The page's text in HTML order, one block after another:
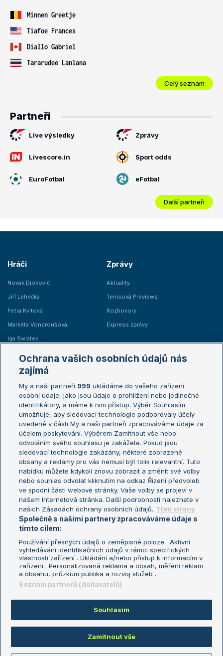
Minnen Greetje
Tiafoe Frances
Diallo Gabriel
Tararudee Lanlana
Celý seznam
Partneři
Live výsledky Zprávy
Livescore.in Sport odds
EuroFotbal eFotbal
Další partneři
Hráči
Novak Djokovič
Jiří Lehečka
Petra Kvitová
Markéta Vondroušová
Iga Swiatek
Zprávy
Aktuality
Tenisová Previews
Rozhovory
Express zprávy
Žebříčky
Žebříček ATP (muži)
Žebříček WTA (ženy)
Sázkařský žebříček
Australian Open
French Open
Wimbledon
US Open
Turnaj mistrů
Turnaj mistryň
Aktualní trendy
Fotbalové přestupy
Livesport Daily
LS Prague Open
Podmínky užití
Nastavení soukromí
GDPR a žurnalistika
Reklama
Kontakt
Informace o zpracování osobních
údajů
Copyright © 2008-2026 TenisPortal.cz. Využíváme zpravodajství ČTK.
Ochrana vašich osobních údajů nás
zajímá
My a naši partneři 999 ukládáme do vašeho zařízení
osobní údaje, jako jsou údaje o prohlížení nebo jedinečné
identifikátory, a máme k nim přístup. Výběr Souhlasím
umožňuje, aby sledovací technologie podporovaly účely
uvedené v části My a naši partneři zpracováváme údaje za
účelem poskytování. Výběrem Zamítnout vše nebo
odvoláním svého souhlasu je zakážete. Pokud jsou
sledovací technologie zakázány, některé zobrazené
obsahy a reklamy pro vás nemusí být tolik relevantní. Tuto
nabídku můžete kdykoli znovu zobrazit a změnit své volby
nebo souhlas odvolat kliknutím na odkaz Řízení předvoleb
ve spodní části webové stránky. Vaše volby se projeví v
našem Internetová stránka. Další podrobnosti naleznete v
našich Zásadách ochrany osobních údajů. Třetí strany
Společně s našimi partnery zpracováváme údaje s
tímto cílem:
Používání přesných údajů o zeměpisné poloze . Aktivní
vyhledávání identifikačních údajů v rámci specifických
vlastností zařízení . Ukládání a/nebo přístup k informacím v
zařízení . Personalizovaná reklama a obsah, měření reklam
a obsahu, průzkum publika a rozvoj služeb .
Seznam partnerů (dodavatelů)
Souhlasím
Zamítnout vše